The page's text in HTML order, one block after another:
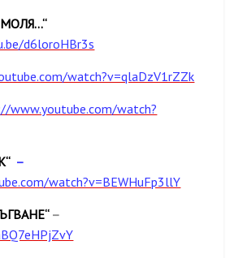
d6loroHBr3s
watch?v=qlaDzV1rZZk
www.youtube.com/watch?
–
watch?v=BEWHuFp3llY
–